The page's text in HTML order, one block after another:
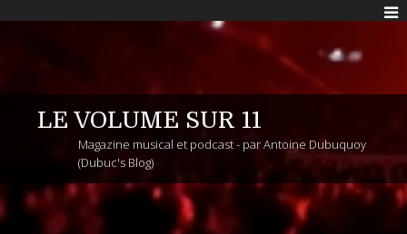
LE VOLUME SUR 11
Magazine musical et podcast - par Antoine Dubuquoy
(Dubuc's Blog)